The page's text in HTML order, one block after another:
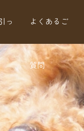
っ よくあるご
質問